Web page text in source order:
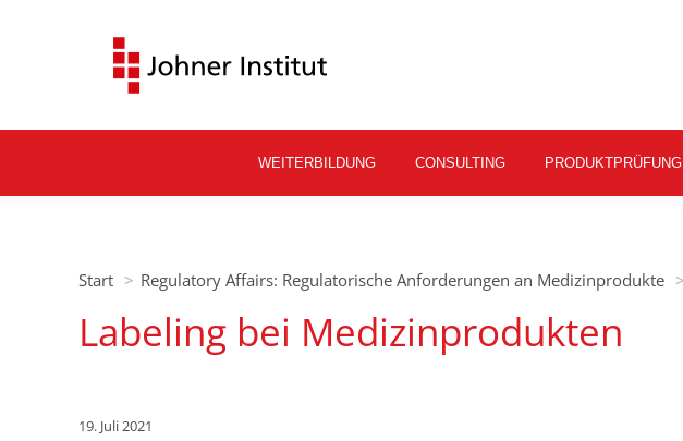
WEITERBILDUNG CONSULTING PRODUKTPRÜFUNG
Start
Regulatory Affairs: Regulatorische Anforderungen an Medizinprodukte
Labeling bei Medizinprodukten
19. Juli 2021